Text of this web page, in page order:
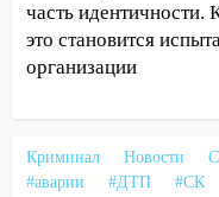
13:01
В
выбросил из
гранату: его
надвигается
и шквал до 27
часть идентичности.
это становится
организации
Криминал Новости
#аварии
#ДТП #СК